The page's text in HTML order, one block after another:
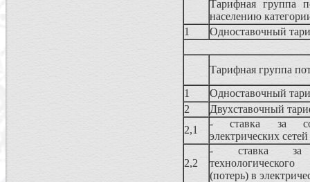
Тарифная группа
населению
1
Одноставочный
Тарифная группа
1
Одноставочный
2
Двухставочный
2,1
- ставка за
электрических сетей
2,2
- ставка за
(потерь) в